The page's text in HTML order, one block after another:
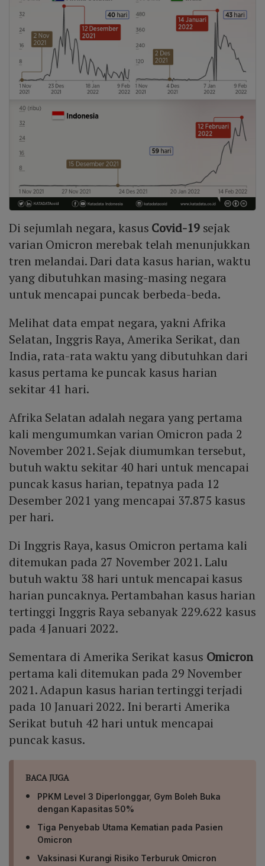
Di sejumlah negara, kasus Covid-19sejak
varian Omicron merebak telah menunjukkan
tren melandai. Dari data kasus harian, waktu
yang dibutuhkan masing-masing negara
untuk mencapai puncak berbeda-beda.
Melihat data empat negara, yakni Afrika
Selatan, Inggris Raya, Amerika Serikat, dan
India, rata-rata waktu yang dibutuhkan dari
kasus pertama ke puncak kasus harian
sekitar 41 hari.
Afrika Selatan adalah negara yang pertama
kali mengumumkan varian Omicron pada 2
November 2021. Sejak diumumkan tersebut,
butuh waktu sekitar 40 hari untuk mencapai
puncak kasus harian, tepatnya pada 12
Desember 2021 yang mencapai 37.875 kasus
per hari.
Di Inggris Raya, kasus Omicron pertama kali
ditemukan pada 27 November 2021. Lalu
butuh waktu 38 hari untuk mencapai kasus
harian puncaknya. Pertambahan kasus harian
tertinggi Inggris Raya sebanyak 229.622 kasus
pada 4 Januari 2022.
Sementara di Amerika Serikat kasus Omicron
pertama kali ditemukan pada 29 November
2021. Adapun kasus harian tertinggi terjadi
pada 10 Januari 2022. Ini berarti Amerika
Serikat butuh 42 hari untuk mencapai
puncak kasus.
BACA JUGA
PPKM Level 3 Diperlonggar, Gym Boleh Buka
dengan Kapasitas 50%
Tiga Penyebab Utama Kematian pada Pasien
Omicron
Vaksinasi Kurangi Risiko Terburuk Omicron